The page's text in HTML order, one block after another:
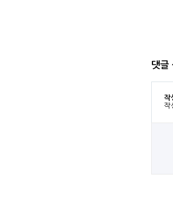
댓글
작
작